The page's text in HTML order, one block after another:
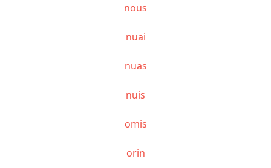
nous
nuai
nuas
nuis
omis
orin